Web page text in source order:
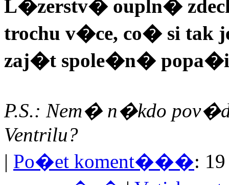
L�zerstv� oupln�
trochu v�ce, co� si tak
zaj�t spole�n�
P.S.: Nem� n�kdo
Ventrilu?
| Po�et koment���: